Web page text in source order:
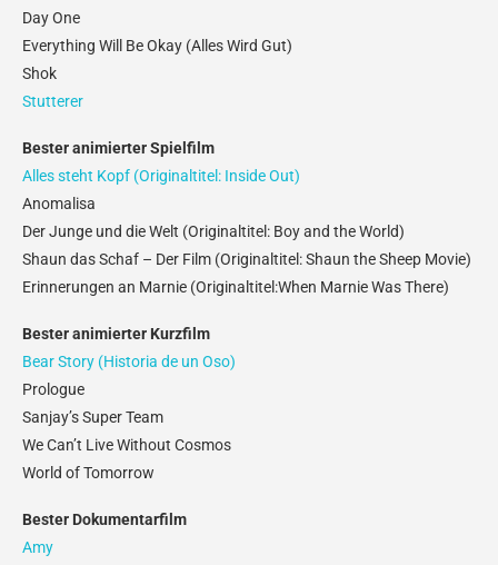
Day One
Everything Will Be Okay (Alles Wird Gut)
Shok
Stutterer
Bester animierter Spielfilm
Alles steht Kopf (Originaltitel: Inside Out)
Anomalisa
Der Junge und die Welt (Originaltitel: Boy and the World)
Shaun das Schaf – Der Film (Originaltitel: Shaun the Sheep Movie)
Erinnerungen an Marnie (Originaltitel:When Marnie Was There)
Bester animierter Kurzfilm
Bear Story (Historia de un Oso)
Prologue
Sanjay’s Super Team
We Can’t Live Without Cosmos
World of Tomorrow
Bester Dokumentarfilm
Amy